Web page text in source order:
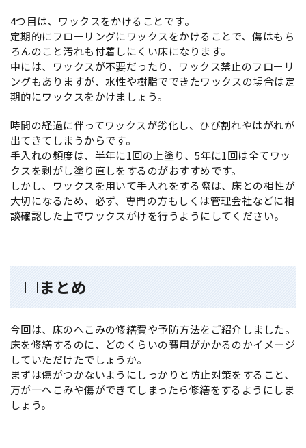
4つ目は、ワックスをかけることです。
定期的にフローリングにワックスをかけることで、傷はもち
ろんのこと汚れも付着しにくい床になります。
中には、ワックスが不要だったり、ワックス禁止のフローリ
ングもありますが、水性や樹脂でできたワックスの場合は定
期的にワックスをかけましょう。
時間の経過に伴ってワックスが劣化し、ひび割れやはがれが
出てきてしまうからです。
手入れの頻度は、半年に1回の上塗り、5年に1回は全てワッ
クスを剥がし塗り直しをするのがおすすめです。
しかし、ワックスを用いて手入れをする際は、床との相性が
大切になるため、必ず、専門の方もしくは管理会社などに相
談確認した上でワックスがけを行うようにしてください。
□まとめ
今回は、床のへこみの修繕費や予防方法をご紹介しました。
床を修繕するのに、どのくらいの費用がかかるのかイメージ
していただけたでしょうか。
まずは傷がつかないようにしっかりと防止対策をすること、
万が一へこみや傷ができてしまったら修繕をするようにしま
しょう。